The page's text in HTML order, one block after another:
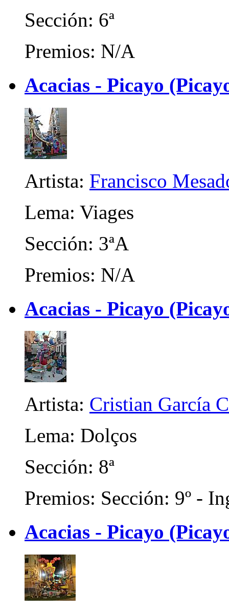
Sección: 6ª
Premios: N/A
Acacias - Picayo
Artista: Francisco
Lema: Viages
Sección: 3ªA
Premios: N/A
Acacias - Picayo
Artista: Cristian García
Lema: Dolços
Sección: 8ª
Premios: Sección: 9º -
Acacias - Picayo